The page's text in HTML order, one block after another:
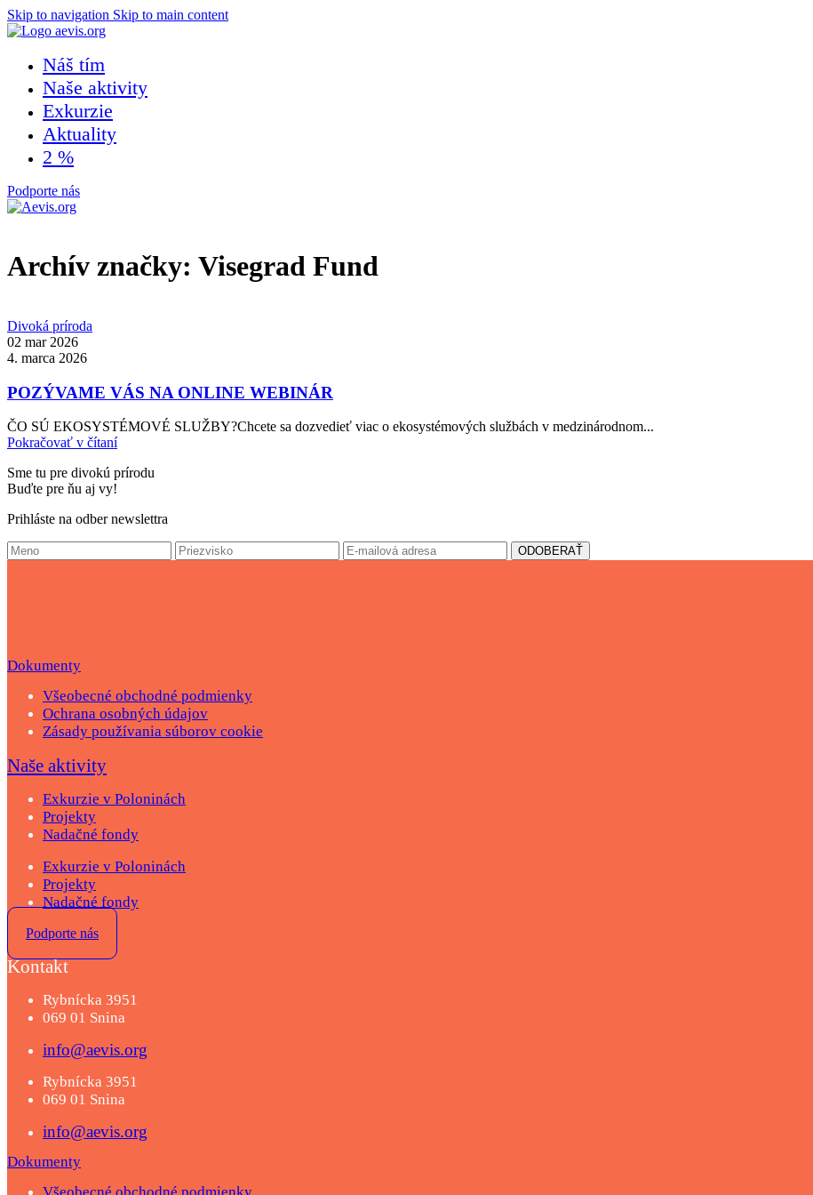
Skip to navigation Skip to main content
Náš tím
Naše aktivity
Exkurzie
Aktuality
2 %
Podporte nás
Archív značky: Visegrad Fund
Divoká príroda
02 mar 2026
4. marca 2026
POZÝVAME VÁS NA ONLINE WEBINÁR
ČO SÚ EKOSYSTÉMOVÉ SLUŽBY?Chcete sa dozvedieť viac o ekosystémových službách v medzinárodnom...
Pokračovať v čítaní
Sme tu pre divokú prírodu
Buďte pre ňu aj vy!
Prihláste na odber newslettra
Dokumenty
Všeobecné obchodné podmienky
Ochrana osobných údajov
Zásady používania súborov cookie
Naše aktivity
Exkurzie v Poloninách
Projekty
Nadačné fondy
Exkurzie v Poloninách
Projekty
Nadačné fondy
Podporte nás
Kontakt
Rybnícka 3951
069 01 Snina
info@aevis.org
Rybnícka 3951
069 01 Snina
info@aevis.org
Dokumenty